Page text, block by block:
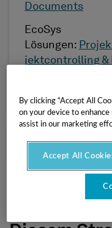
Documents
EcoSys
Lösungen:
jektcontrolling &
VORHERIGER
By clicking “Accept All
on your device to enhance
assist in our marketing
Accept All